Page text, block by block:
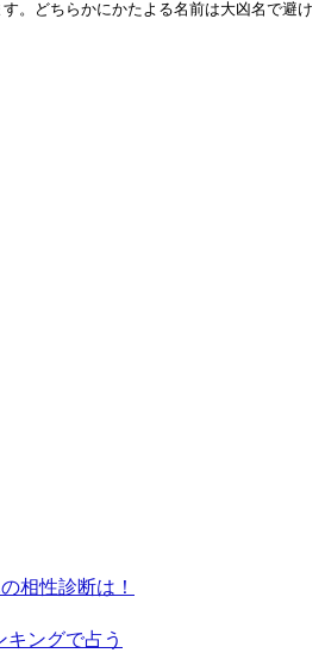
。どちらかにかたよる名前は大凶名で避け
相性診断は！
ングで占う